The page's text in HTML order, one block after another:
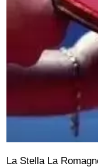
La Stella La